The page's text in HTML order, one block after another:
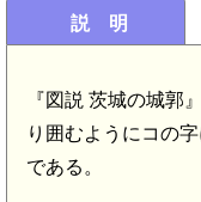
説 明
『図説 茨城の城郭
り囲むようにコの
である。